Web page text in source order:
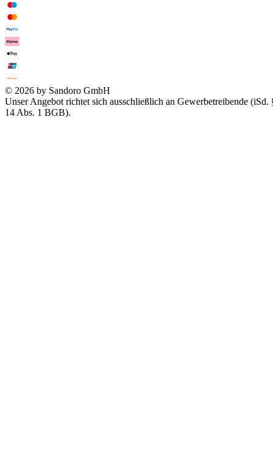
© 2026 by Sandoro GmbH
Unser Angebot richtet sich ausschließlich an Gewerbetreibende (iSd.
14 Abs. 1 BGB).